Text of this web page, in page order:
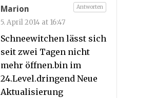
Marion
5. April 2014 at 16:47
Schneewitchen lässt sich
seit zwei Tagen nicht
mehr öffnen.bin im
24.Level.dringend Neue
Aktualisierung
Antworten